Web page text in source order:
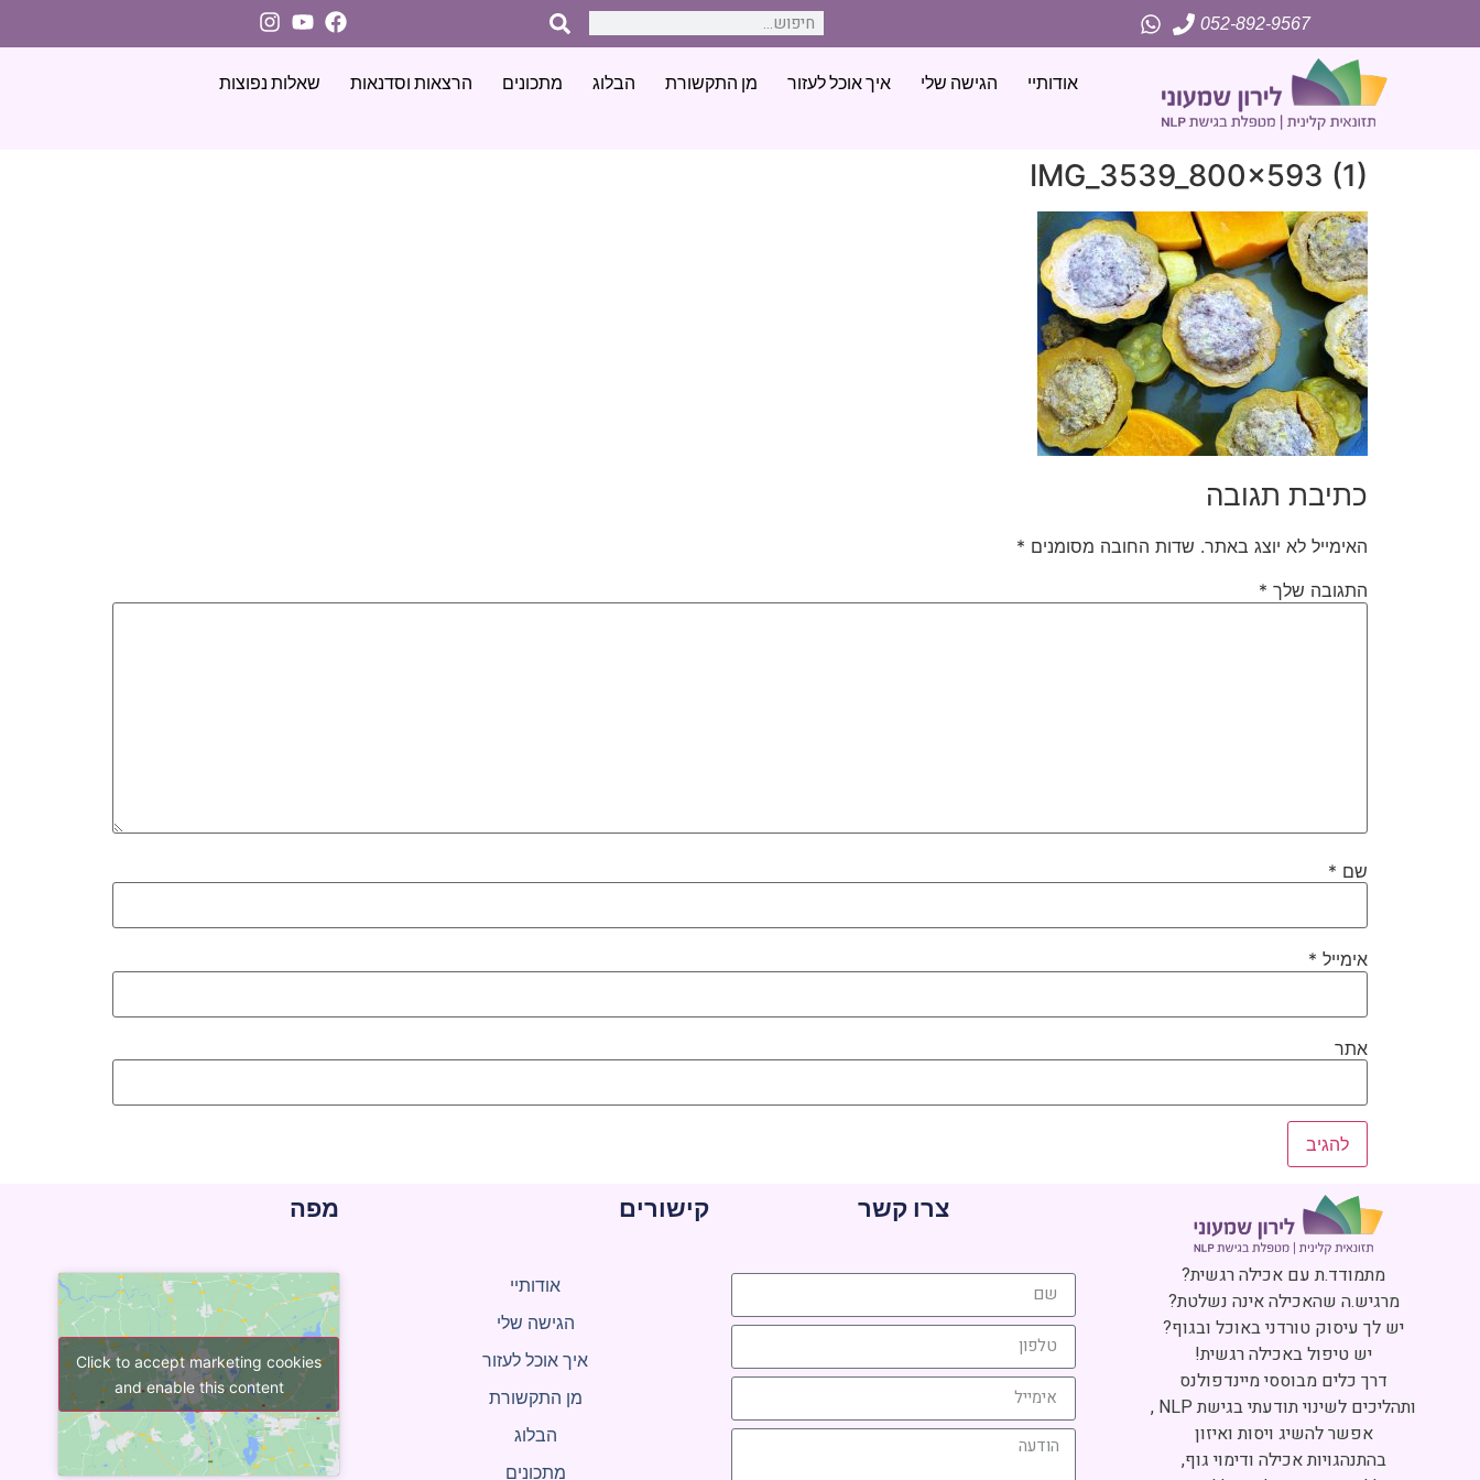
052-892-9567
אודותיי הגישה שלי איך אוכל לעזור מן התקשורת הבלוג מתכונים הרצאות וסדנאות שאלות נפוצות
IMG_3539_800x593 (1)
כתיבת תגובה
האימייל לא יוצג באתר. שדות החובה מסומנים *
התגובה שלך *
שם *
אימייל *
אתר
מתמודד.ת עם אכילה רגשית?
מרגיש.ה שהאכילה אינה נשלטת?
יש לך עיסוק טורדני באוכל ובגוף?
יש טיפול באכילה רגשית!
דרך כלים מבוססי מיינדפולנס
ותהליכים לשינוי תודעתי בגישת NLP ,
אפשר להשיג ויסות ואיזון
בהתנהגויות אכילה ודימוי גוף,
צרו קשר קישורים
אודותיי
הגישה שלי
איך אוכל לעזור
מן התקשורת
הבלוג
מתכונים
מפה
Click to accept marketing cookies
and enable this content